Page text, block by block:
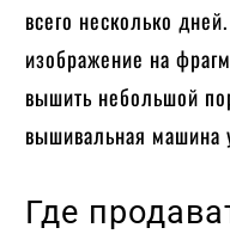
всего несколько
изображение на
вышить небольшой
вышивальная машина
Где